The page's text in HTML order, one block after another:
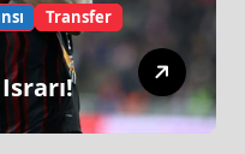
Transfer